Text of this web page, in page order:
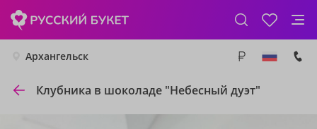
Архангельск
Клубника в шоколаде "Небесный дуэт"